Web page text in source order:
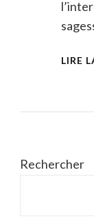
LIRE
Rechercher